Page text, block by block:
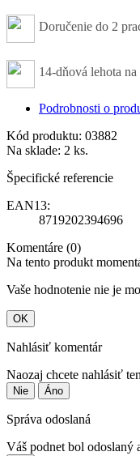
Doručenie do 2
14-dňová lehota
Podrobnosti o
Kód produktu: 03882
Na sklade: 2 ks.
Špecifické referencie
EAN13:
8719202394696
Komentáre (0)
Na tento produkt
Vaše hodnotenie nie je
OK
Nahlásiť komentár
Naozaj chcete nahlásiť
Nie Áno
Správa odoslaná
Váš podnet bol odoslaný